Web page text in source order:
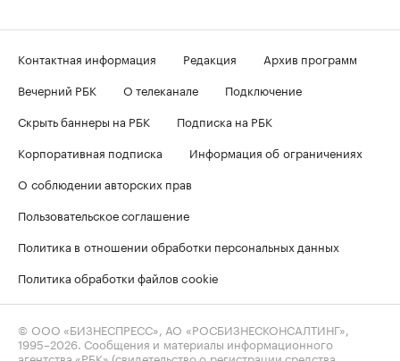
Контактная информация Редакция
Архив программ
Вечерний РБК
О телеканале
Подключение
Скрыть баннеры на РБК
Подписка на РБК
Корпоративная подписка
Информация об ограничениях
О соблюдении авторских прав
Пользовательское соглашение
Политика в отношении обработки персональных данных
Политика обработки файлов cookie
© ООО «БИЗНЕСПРЕСС», АО «РОСБИЗНЕСКОНСАЛТИНГ»,
1995–2026 . Сообщения и материалы информационного
агентства «РБК» (свидетельство о регистрации средства